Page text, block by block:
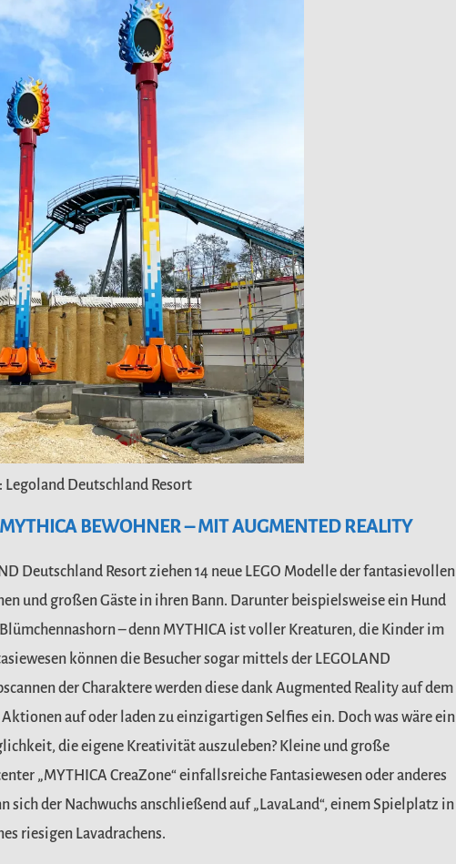
Legoland Deutschland Resort
BEWOHNER – MIT AUGMENTED REALITY
Deutschland Resort ziehen 14 neue LEGO Modelle der fantasievollen
und großen Gäste in ihren Bann. Darunter beispielsweise ein Hund
– denn MYTHICA ist voller Kreaturen, die Kinder im
können die Besucher sogar mittels der LEGOLAND
derCharaktere werden diese dank Augmented Reality auf dem
auf oder laden zu einzigartigen Selfies ein. Doch was wäre ein
die eigene Kreativitätauszuleben? Kleine und große
„MYTHICA CreaZone“ einfallsreiche Fantasiewesenoderanderes
sich der Nachwuchs anschließend auf„LavaLand“, einem Spielplatz in
riesigen Lavadrachens.